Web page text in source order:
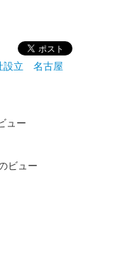
設立 名古屋
ュー
ビュー